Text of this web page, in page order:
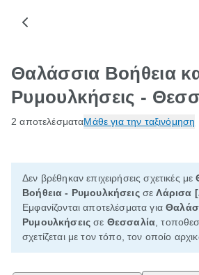
Θαλάσσια Βοήθεια
Ρυμουλκήσεις -
2 αποτελέσματαΜάθε για την ταξινόμηση
Δεν βρέθηκαν επιχειρήσεις σχετικές με
Βοήθεια - ΡυμουλκήσειςσεΛάρισα
Εμφανίζονται αποτελέσματα για
Ρυμουλκήσεις σε Θεσσαλία ,
σχετίζεται με τον τόπο, τον οποίο